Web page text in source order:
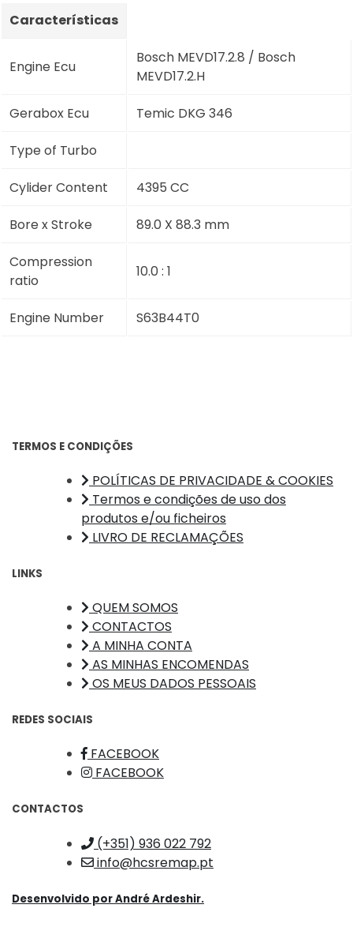
Características
Engine Ecu
Bosch MEVD17.2.8 / Bosch
MEVD17.2.H
Gerabox Ecu Temic DKG 346
Type of Turbo
Cylider Content 4395 CC
Bore x Stroke 89.0 X 88.3 mm
Compression
ratio
10.0 : 1
Engine Number S63B44T0
TERMOS E CONDIÇÕES
POLÍTICAS DE PRIVACIDADE & COOKIES
Termos e condições de uso dos
produtos e/ou ficheiros
LIVRO DE RECLAMAÇÕES
LINKS
QUEM SOMOS
CONTACTOS
A MINHA CONTA
AS MINHAS ENCOMENDAS
OS MEUS DADOS PESSOAIS
REDES SOCIAIS
FACEBOOK
FACEBOOK
CONTACTOS
(+351) 936 022 792
info@hcsremap.pt
Desenvolvido porAndré Ardeshir.